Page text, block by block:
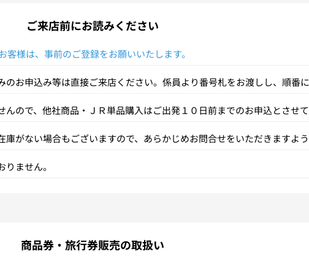
ご来店前にお読みください
様は、事前のご登録をお願いいたします。
お申込み等は直接ご来店ください。係員より番号札をお渡しし、順番に
んので、他社商品・ＪＲ単品購入はご出発１０日前までのお申込とさせ
庫がない場合もございますので、あらかじめお問合せをいただきますよ
ません。
商品券・旅行券販売の取扱い